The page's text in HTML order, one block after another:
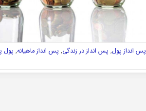
پس انداز پول, پس انداز در زندگی, پس انداز ماهیانه, پول